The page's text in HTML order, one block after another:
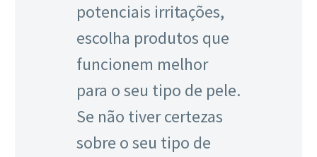
potenciais irritações,
escolha produtos que
funcionem melhor
para o seu tipo de pele.
Se não tiver certezas
sobre o seu tipo de